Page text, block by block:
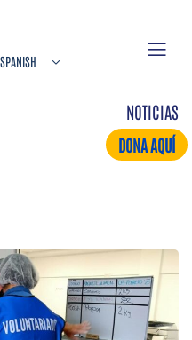
NOTICIAS
DONA AQUÍ